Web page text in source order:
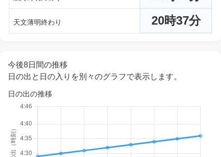
天文薄明終わり 20時37分
今後8日間の推移
日の出と日の入りを別々のグラフで表示します。
日の出の推移